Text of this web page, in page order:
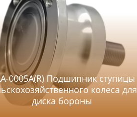
0005A(R) Подшипник ступицы
колеса для
диска бороны